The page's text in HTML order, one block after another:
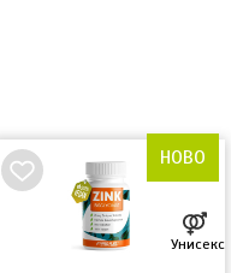
НОВО
Унисекс